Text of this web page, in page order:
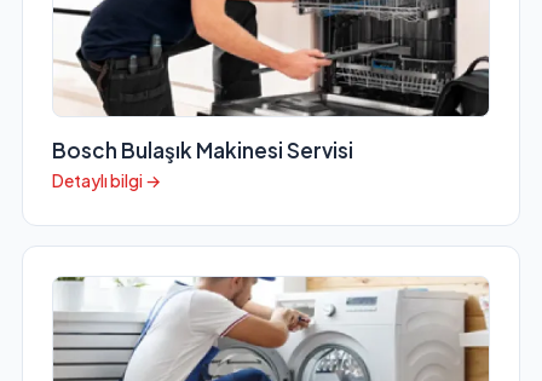
Bosch Bulaşık Makinesi Servisi
Detaylı bilgi →